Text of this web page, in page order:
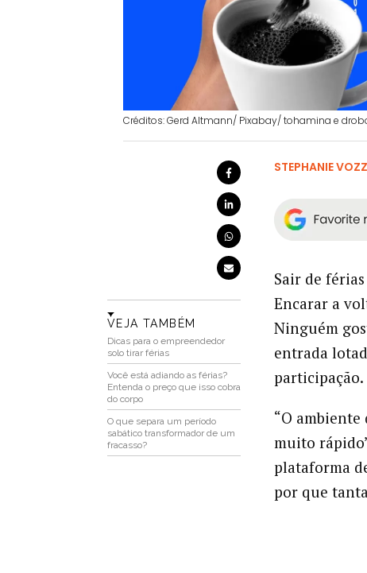
Créditos: Gerd Altmann/ Pixabay/ tohamina e
VEJA TAMBÉM
Dicas para o empreendedor
solo tirar férias
Você está adiando as férias?
Entenda o preço que isso cobra
do corpo
O que separa um período
sabático transformador de um
fracasso?
STEPHANIE
Sair de
Encarar a
Ninguém
entrada
participação.
“O
muito
plataforma
por que